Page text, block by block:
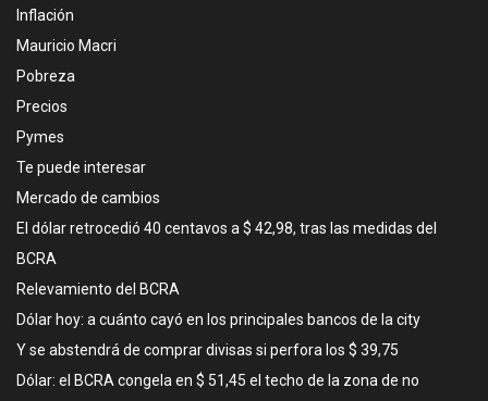
Inflación
Mauricio Macri
Pobreza
Precios
Pymes
Te puede interesar
Mercado de cambios
El dólar retrocedió 40 centavos a $ 42,98, tras las medidas del
BCRA
Relevamiento del BCRA
Dólar hoy: a cuánto cayó en los principales bancos de la city
Y se abstendrá de comprar divisas si perfora los $ 39,75
Dólar: el BCRA congela en $ 51,45 el techo de la zona de no